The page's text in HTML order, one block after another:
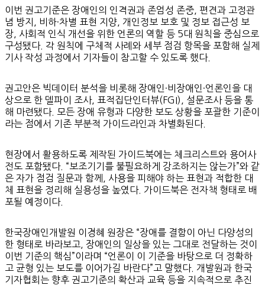
이번 권고기준은 장애인의 인격권과 존엄성 존중, 편견과 고정관
념 방지, 비하·차별 표현 지양, 개인정보 보호 및 정보 접근성 보
장, 사회적 인식 개선을 위한 언론의 역할 등 5대 원칙을 중심으로
구성됐다. 각 원칙에 구체적 사례와 세부 점검 항목을 포함해 실제
기사 작성 과정에서 기자들이 참고할 수 있도록 했다.
권고안은 빅데이터 분석을 비롯해 장애인·비장애인·언론인을 대
상으로 한 델파이 조사, 표적집단인터뷰(FGI), 설문조사 등을 통
해 마련됐다. 모든 장애 유형과 다양한 보도 상황을 포괄한 기준이
라는 점에서 기존 부분적 가이드라인과 차별화된다.
현장에서 활용하도록 제작된 가이드북에는 체크리스트와 용어사
전도 포함됐다. “보조기기를 불필요하게 강조하지는 않는가”와 같
은 자가 점검 질문과 함께, 사용을 피해야 하는 표현과 적합한 대
체 표현을 정리해 실용성을 높였다. 가이드북은 전자책 형태로 배
포될 예정이다.
한국장애인개발원 이경혜 원장은 “장애를 결함이 아닌 다양성의
한 형태로 바라보고, 장애인의 일상을 있는 그대로 전달하는 것이
이번 기준의 핵심”이라며 “언론이 이 기준을 바탕으로 더 정확하
고 균형 있는 보도를 이어가길 바란다”고 말했다. 개발원과 한국
기자협회는 향후 권고기준의 확산과 교육 등을 지속적으로 추진